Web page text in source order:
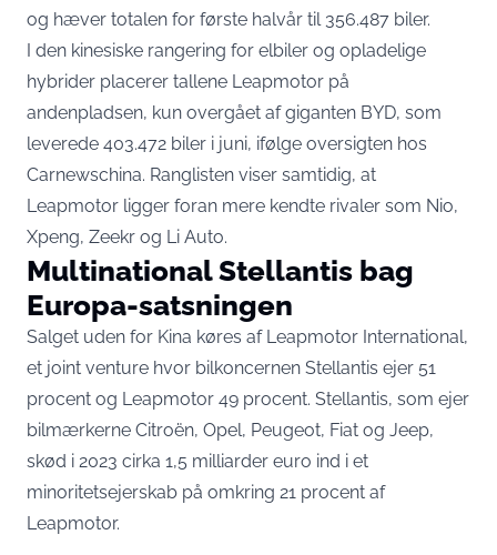
og hæver totalen for første halvår til 356.487 biler.
I den kinesiske rangering for elbiler og opladelige
hybrider placerer tallene Leapmotor på
andenpladsen, kun overgået af giganten BYD, som
leverede 403.472 biler i juni, ifølge oversigten hos
Carnewschina. Ranglisten viser samtidig, at
Leapmotor ligger foran mere kendte rivaler som Nio,
Xpeng, Zeekr og Li Auto.
Multinational Stellantis bag
Europa-satsningen
Salget uden for Kina køres af Leapmotor International,
et joint venture hvor bilkoncernen Stellantis ejer 51
procent og Leapmotor 49 procent. Stellantis, som ejer
bilmærkerne Citroën, Opel, Peugeot, Fiat og Jeep,
skød i 2023 cirka 1,5 milliarder euro ind i et
minoritetsejerskab på omkring 21 procent af
Leapmotor.